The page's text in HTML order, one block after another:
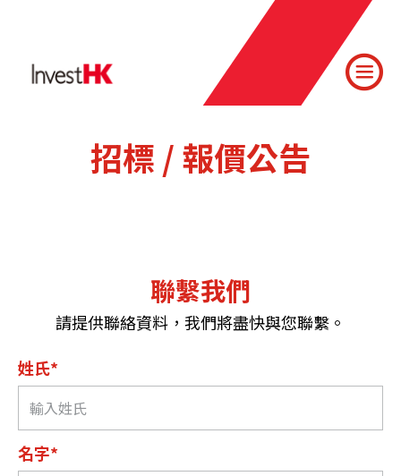
招標 / 報價公告
聯繫我們
請提供聯絡資料，我們將盡快與您聯繫。
姓氏*
名字*